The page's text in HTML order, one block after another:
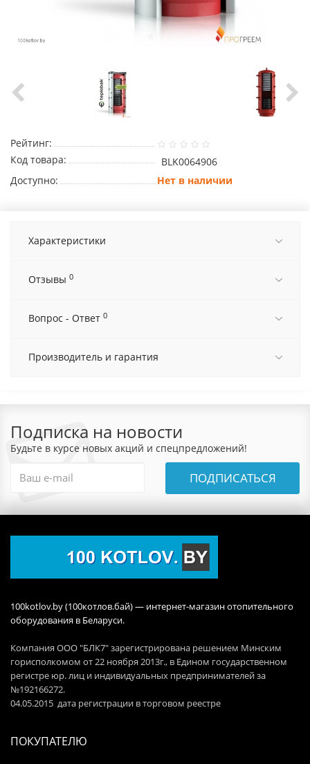
Рейтинг:
Код товара:
BLK0064906
Доступно:
Нет в наличии
Характеристики
Отзывы 0
Вопрос - Ответ 0
Производитель и гарантия
Подписка на новости
Будьте в курсе новых акций и спецпредложений!
ПОДПИСАТЬСЯ
100kotlov.by (100котлов.бай) — интернет-магазин отопительного
оборудования в Беларуси.
Компания ООО "БЛК7" зарегистрирована решением Минским
горисполкомом от 22 ноября 2013г., в Едином государственном
регистре юр. лиц и индивидуальных предпринимателей за
№192166272.
04.05.2015 дата регистрации в торговом реестре
ПОКУПАТЕЛЮ